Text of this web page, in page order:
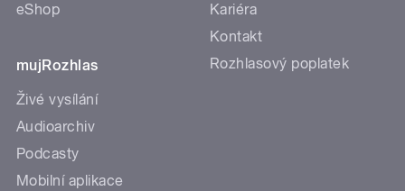
eShop
mujRozhlas
Živé vysílání
Audioarchiv
Podcasty
Mobilní aplikace
Kariéra
Kontakt
Rozhlasový poplatek